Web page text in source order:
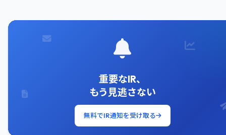
重要なIR、
もう見逃さない
無料でIR通知を受け取る